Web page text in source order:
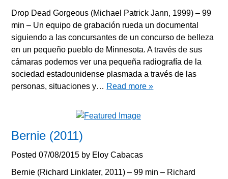
Drop Dead Gorgeous (Michael Patrick Jann, 1999) – 99
min – Un equipo de grabación rueda un documental
siguiendo a las concursantes de un concurso de belleza
en un pequeño pueblo de Minnesota. A través de sus
cámaras podemos ver una pequeña radiografía de la
sociedad estadounidense plasmada a través de las
personas, situaciones y… Read more »
Bernie (2011)
Posted07/08/2015 by Eloy Cabacas
Bernie (Richard Linklater, 2011) – 99 min – Richard